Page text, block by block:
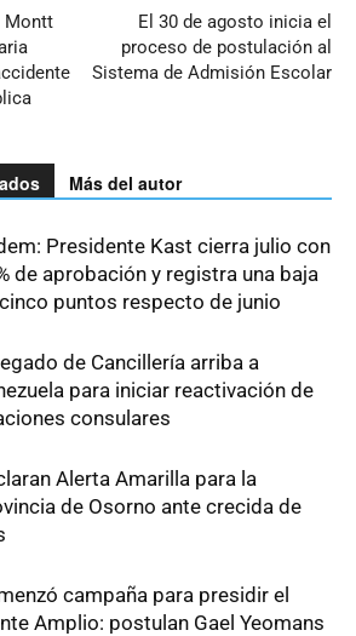
Montt
El 30 de agosto inicia el
proceso de postulación al
Sistema de Admisión Escolar
Más del autor
Presidente Kast cierra julio con
de aprobación y registra una baja
puntos respecto de junio
de Cancillería arriba a
para iniciar reactivación de
consulares
Alerta Amarilla para la
de Osorno ante crecida de
campaña para presidir el
Amplio: postulan Gael Yeomans